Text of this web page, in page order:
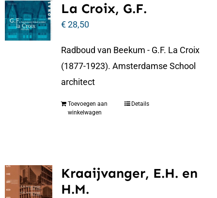
La Croix, G.F.
€28,50
Radboud van Beekum - G.F. La Croix
(1877-1923). Amsterdamse School
architect
Toevoegen aan
winkelwagen
Details
Kraaijvanger, E.H. en
H.M.